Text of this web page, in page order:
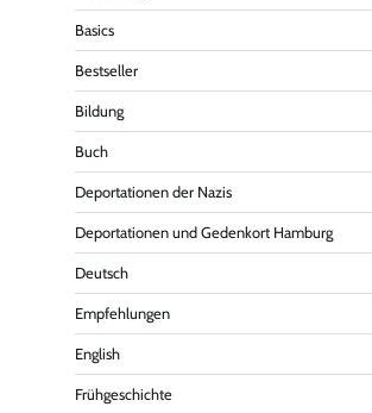
Basics
Bestseller
Bildung
Buch
Deportationen der Nazis
Deportationen und Gedenkort Hamburg
Deutsch
Empfehlungen
English
Frühgeschichte